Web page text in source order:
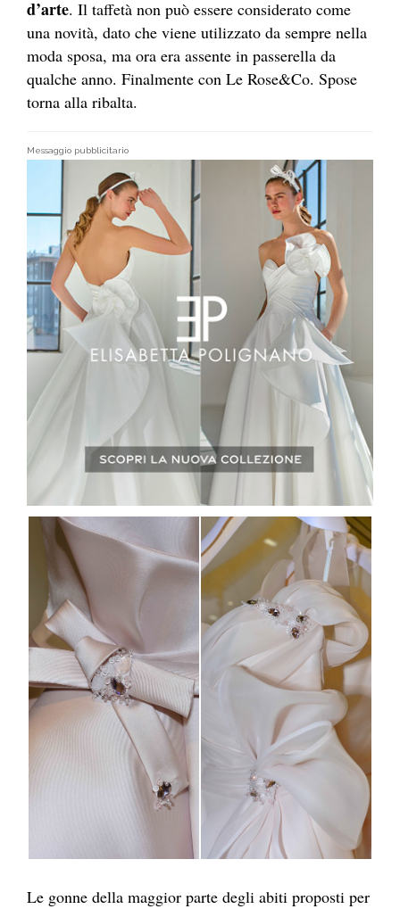
d’arte. Il taffetà non può essere considerato come
una novità, dato che viene utilizzato da sempre nella
moda sposa, ma ora era assente in passerella da
qualche anno. Finalmente con Le Rose&Co. Spose
torna alla ribalta.
Messaggio pubblicitario
Le gonne della maggior parte degli abiti proposti per